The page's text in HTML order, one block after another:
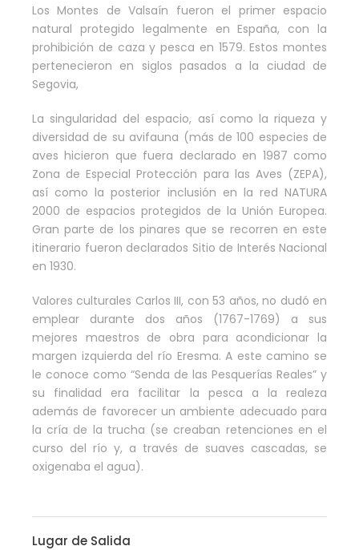
Los Montes de Valsaín fueron el primer espacio
natural protegido legalmente en España, con la
prohibición de caza y pesca en 1579. Estos montes
pertenecieron en siglos pasados a la ciudad de
Segovia,
La singularidad del espacio, así como la riqueza y
diversidad de su avifauna (más de 100 especies de
aves hicieron que fuera declarado en 1987 como
Zona de Especial Protección para las Aves (ZEPA),
así como la posterior inclusión en la red NATURA
2000 de espacios protegidos de la Unión Europea.
Gran parte de los pinares que se recorren en este
itinerario fueron declarados Sitio de Interés Nacional
en 1930.
Valores culturales Carlos III, con 53 años, no dudó en
emplear durante dos años (1767-1769) a sus
mejores maestros de obra para acondicionar la
margen izquierda del río Eresma. A este camino se
le conoce como “Senda de las Pesquerías Reales” y
su finalidad era facilitar la pesca a la realeza
además de favorecer un ambiente adecuado para
la cría de la trucha (se creaban retenciones en el
curso del río y, a través de suaves cascadas, se
oxigenaba el agua).
Lugar de Salida